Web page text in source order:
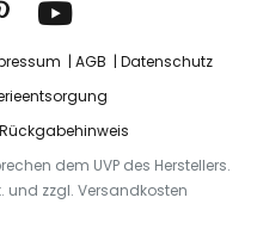
AGB
Datenschutz
dem UVP des Herstellers.
und zzgl. Versandkosten